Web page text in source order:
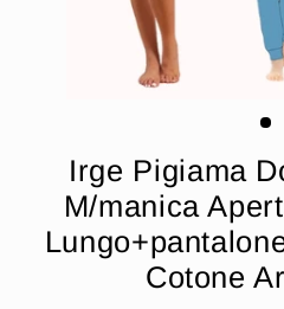
Irge Pigiama
M/manica
Cotone